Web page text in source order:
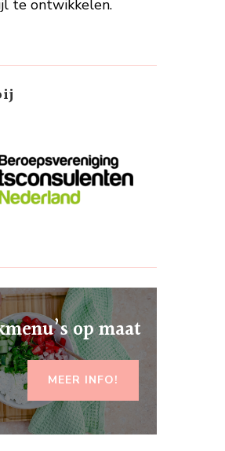
te ontwikkelen.
op maat
MEER INFO!